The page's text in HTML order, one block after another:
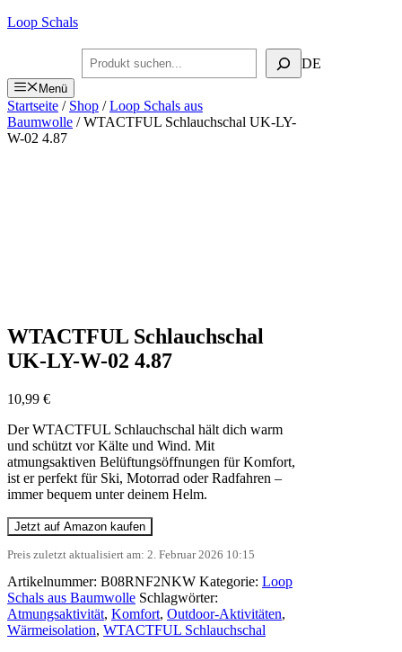
Zum
Loop Schals
Suchen DE
Menü
Startseite / Shop /Loop Schals aus
Baumwolle / WTACTFUL Schlauchschal UK-LY-
W-02 4.87
WTACTFUL Schlauchschal
UK-LY-W-02 4.87
10,99 €
Der WTACTFUL Schlauchschal hält dich warm
und schützt vor Kälte und Wind. Mit
atmungsaktiven Belüftungsöffnungen für Komfort,
ist er perfekt für Ski, Motorrad oder Radfahren –
immer bequem unter deinem Helm.
Jetzt auf Amazon kaufen
Preis zuletzt aktualisiert am: 2. Februar 2026 10:15
Artikelnummer: B08RNF2NKW Kategorie: Loop
Schals aus Baumwolle Schlagwörter:
Atmungsaktivität, Komfort, Outdoor-Aktivitäten,
Wärmeisolation, WTACTFUL Schlauchschal